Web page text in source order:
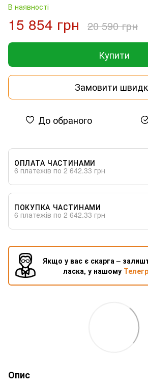
В наявності
15 854 грн 20 590 грн
Купити
Замовити
До обраного
ОПЛАТА ЧАСТИНАМИ
6 платежів по 2 642.33 грн
ПОКУПКА ЧАСТИНАМИ
6 платежів по 2 642.33 грн
Якщо у вас є скарга –
ласка, у нашому
Опис